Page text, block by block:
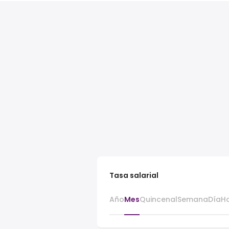
Tasa salarial
AñoMesQuincenalSemanaDía